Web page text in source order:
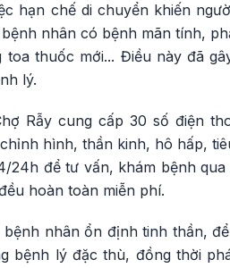
hạn chế di chuyển khiến
nhân có bệnh mãn tính,
toa thuốc mới... Điều này đã
lý.
Rẫy cung cấp 30 số điện
hình, thần kinh, hô hấp,
24h để tư vấn, khám bệnh
hoàn toàn miễn phí.
bệnh nhân ổn định tinh thần,
bệnh lý đặc thù, đồng thời